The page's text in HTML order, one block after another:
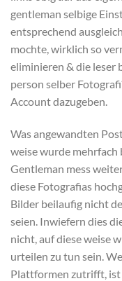
gentleman selbige
entsprechend
mochte, wirklich so
eliminieren & die leser
person selber
Account dazugeben.
Was angewandten
weise wurde mehrfach
Gentleman mess
diese Fotografi­as
Bilder beilaufig nicht
seien. Inwiefern dies
nicht, auf diese weise
urteilen zu tun sein.
Plattformen zutrifft, ist